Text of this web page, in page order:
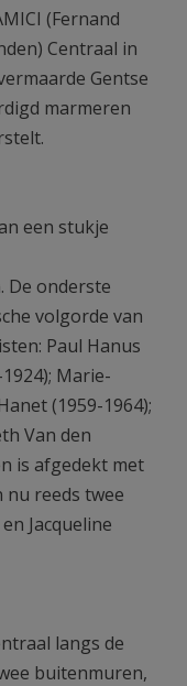
(Fernand
Centraal in
Gentse
marmeren
een stukje
De onderste
volgorde van
Paul Hanus
Marie-
(1959-1964);
Van den
is afgedekt met
reeds twee
Jacqueline
langs de
buitenmuren,